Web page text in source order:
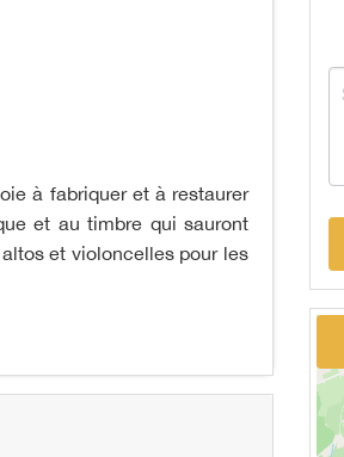
à fabriquer et à restaurer
et au timbre qui sauront
et violoncelles pour les